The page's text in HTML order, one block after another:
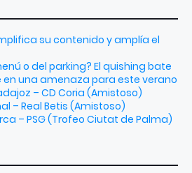
su contenido y amplía el
o del parking? El quishing bate
en una amenaza para este verano
– CD Coria (Amistoso)
– Real Betis (Amistoso)
– PSG (Trofeo Ciutat de Palma)